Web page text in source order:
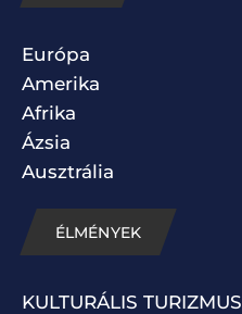
Európa
Amerika
Afrika
Ázsia
Ausztrália
ÉLMÉNYEK
KULTURÁLIS TURIZMUS